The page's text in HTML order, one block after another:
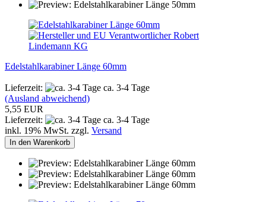
Edelstahlkarabiner Länge 60mm
Lieferzeit:
ca. 3-4 Tage
(Ausland abweichend)
5,55 EUR
Lieferzeit:
ca. 3-4 Tage
inkl. 19% MwSt. zzgl. Versand
In den Warenkorb